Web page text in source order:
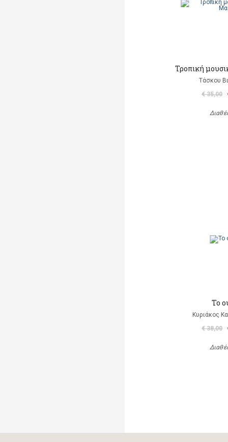
Τροπική
Τάσκου
€ 35,00
Το
Κυριάκος
€ 38,00